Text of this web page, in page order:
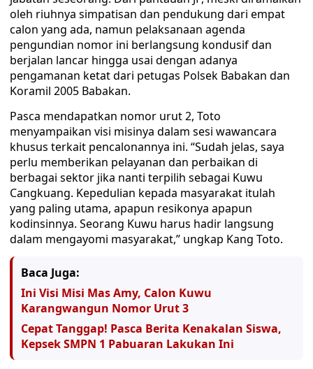
oleh riuhnya simpatisan dan pendukung dari empat
calon yang ada, namun pelaksanaan agenda
pengundian nomor ini berlangsung kondusif dan
berjalan lancar hingga usai dengan adanya
pengamanan ketat dari petugas Polsek Babakan dan
Koramil 2005 Babakan.
Pasca mendapatkan nomor urut 2, Toto
menyampaikan visi misinya dalam sesi wawancara
khusus terkait pencalonannya ini. “Sudah jelas, saya
perlu memberikan pelayanan dan perbaikan di
berbagai sektor jika nanti terpilih sebagai Kuwu
Cangkuang. Kepedulian kepada masyarakat itulah
yang paling utama, apapun resikonya apapun
kodinsinnya. Seorang Kuwu harus hadir langsung
dalam mengayomi masyarakat,” ungkap Kang Toto.
Baca Juga:
Ini Visi Misi Mas Amy, Calon Kuwu
Karangwangun Nomor Urut 3
Cepat Tanggap! Pasca Berita Kenakalan Siswa,
Kepsek SMPN 1 Pabuaran Lakukan Ini